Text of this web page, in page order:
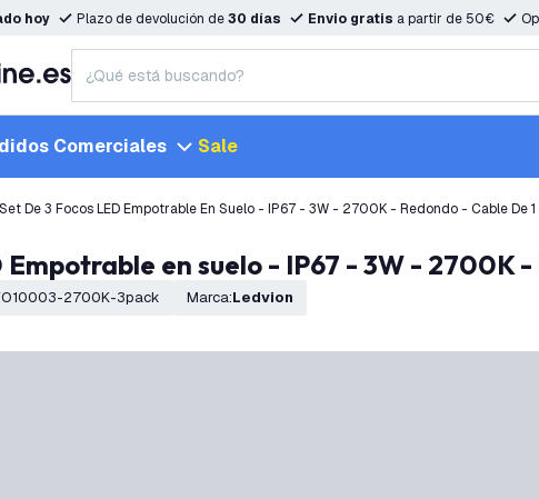
hoy Plazo de devolución de30 días Envio gratis a partir de 50€
Comerciales Sale
Set De 3 Focos LED Empotrable En Suelo - IP67 - 3W - 2700K - Redondo - Cable De
Empotrable en suelo - IP67 - 3W - 2700K
2700K-3pack Marca: Ledvion